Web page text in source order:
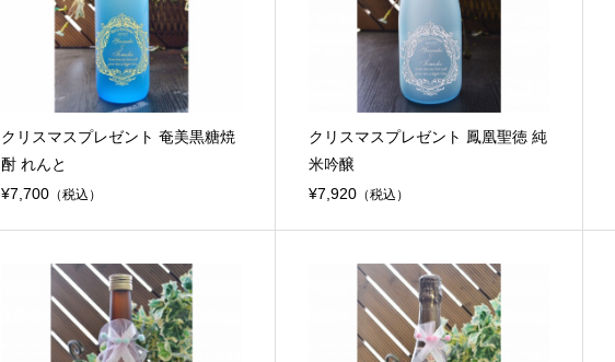
クリスマスプレゼント 奄美黒糖焼
酎 れんと
¥7,700（税込）
クリスマスプレゼント 鳳凰聖徳 純
米吟醸
¥7,920（税込）